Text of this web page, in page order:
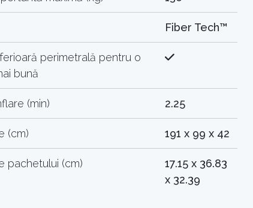
Fiber Tech™
perimetrală pentru o
bună
(min) 2.25
(cm) 191 x 99 x 42
pachetului (cm)
17.15 x 36.83
x 32.39